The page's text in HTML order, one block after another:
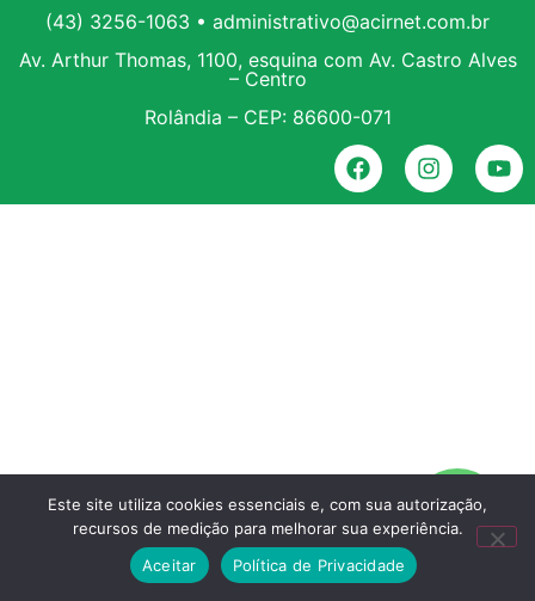
(43) 3256-1063 • administrativo@acirnet.com.br
Av. Arthur Thomas, 1100, esquina com Av. Castro Alves
– Centro
Rolândia – CEP: 86600-071
Este site utiliza cookies essenciais e, com sua autorização,
recursos de medição para melhorar sua experiência.
Aceitar
Política de Privacidade